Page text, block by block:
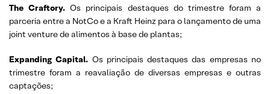
The Craftory. Os principais destaques do trimestre foram a
parceria entre a NotCo e a Kraft Heinz para o lançamento de uma
joint venture de alimentos à base de plantas;
Expanding Capital. Os principais destaques das empresas no
trimestre foram a reavaliação de diversas empresas e outras
captações;